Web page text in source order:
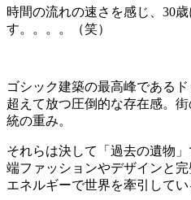
時間の流れの速さを感じ、30
す。。。。（笑）
ゴシック建築の最高峰である
超えて放つ圧倒的な存在感。
統の重み。
それらは決して「過去の遺物
端ファッションやデザインと
エネルギーで世界を牽引してい